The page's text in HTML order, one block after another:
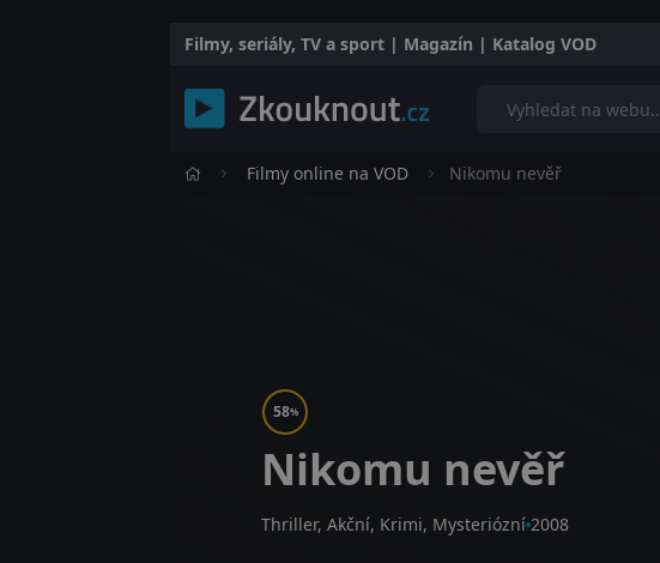
Filmy, seriály, TV a sport | Magazín | Katalog VOD
Filmy online na VOD Nikomu nevěř
58%
Nikomu nevěř
Thriller, Akční, Krimi, Mysteriózní 2008